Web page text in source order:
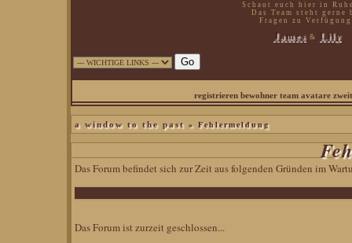
Schaut euch hier in
Das Team steht gerne
Fragen zu
James& Lily
registrieren bewohner team avatare
a window to the past » Fehlermeldung
Das Forum befindet sich zur Zeit aus folgenden Gründen im
Das Forum ist zurzeit geschlossen...